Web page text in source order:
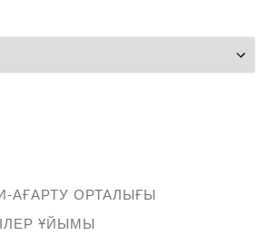
АҒАРТУ ОРТАЛЫҒЫ
ҰЙЫМЫ